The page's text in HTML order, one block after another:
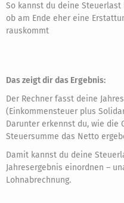
So kannst du deine
ob am Ende eher eine
rauskommt
Das zeigt dir das Ergebnis:
Der Rechner fasst deine
(Einkommensteuer plus
Darunter erkennst du, wie die
Steuersumme das Netto
Damit kannst du deine
Jahresergebnis einordnen –
Lohnabrechnung.